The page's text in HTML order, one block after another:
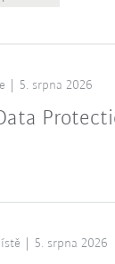
5. srpna 2026
5. srpna 2026